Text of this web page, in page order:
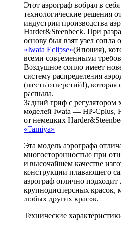
Этот аэрограф вобрал в
технологические решения
индустрии производства
Harder&Steenbeck. При
основу был взят узел сопла
«Iwata Eclipse»(Япония),
всеми современными
Воздушное сопло имеет
систему распределения
(шесть отверстий!), которая
распыла.
Задний гриф с регулятором
моделей Iwata — HP-Cplus,
от немецких
«Tamiya»
Эта модель аэрографа
многосторонностью при
и высочайшем качестве
конструкции плавающего
аэрограф отлично подходит
крупнодисперсных красок,
любых других красок.
Технические